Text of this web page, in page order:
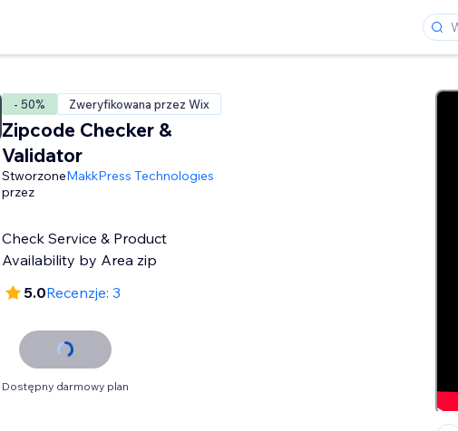
- 50% Zweryfikowana przez Wix
Zipcode Checker &
Validator
Stworzone
przez
MakkPress Technologies
Check Service & Product
Availability by Area zip
5.0Recenzje: 3
Dostępny darmowy plan